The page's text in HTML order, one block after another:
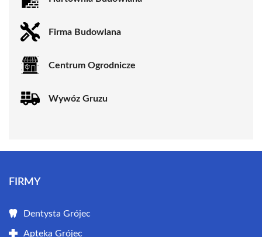
Firma Budowlana
Centrum Ogrodnicze
Wywóz Gruzu
FIRMY
Dentysta Grójec
Apteka Grójec